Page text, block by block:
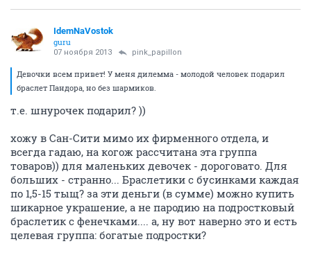
IdemNaVostok
guru
07 ноября 2013 pink_papillon
Девочки всем привет! У меня дилемма - молодой человек подарил
браслет Пандора, но без шармиков.
т.е. шнурочек подарил? ))
хожу в Сан-Сити мимо их фирменного отдела, и
всегда гадаю, на когож рассчитана эта группа
товаров)) для маленьких девочек - дороговато. Для
больших - странно... Браслетики с бусинками каждая
по 1,5-15 тыщ? за эти деньги (в сумме) можно купить
шикарное украшение, а не пародию на подростковый
браслетик с фенечками.... а, ну вот наверно это и есть
целевая группа: богатые подростки?